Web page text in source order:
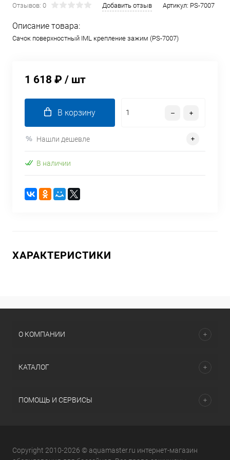
Отзывов: 0 Добавить отзыв Артикул: PS-7007
Описание товара:
Сачок поверхностный IML крепление зажим (PS-7007)
1 618 ₽ / шт
В корзину
Нашли дешевле
В наличии
ХАРАКТЕРИСТИКИ
О КОМПАНИИ
КАТАЛОГ
ПОМОЩЬ И СЕРВИСЫ
Copyright 2010-2026 © aquamaster.ru интернет-магазин